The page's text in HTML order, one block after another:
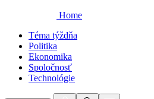
Home
Téma týždňa
Politika
Ekonomika
Spoločnosť
Technológie